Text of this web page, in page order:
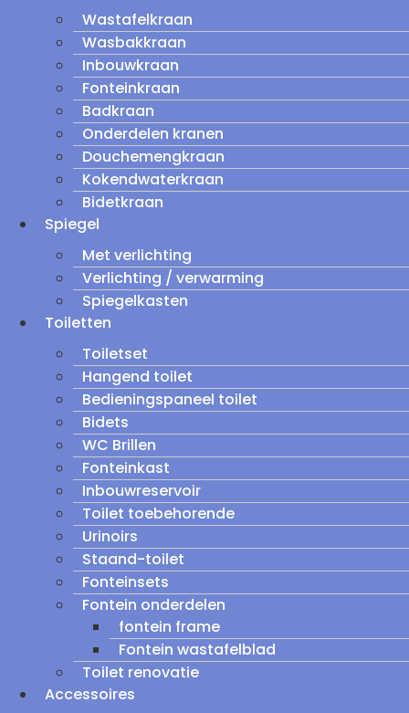
Wastafelkraan
Wasbakkraan
Inbouwkraan
Fonteinkraan
Badkraan
Onderdelen kranen
Douchemengkraan
Kokendwaterkraan
Bidetkraan
Spiegel
Met verlichting
Verlichting / verwarming
Spiegelkasten
Toiletten
Toiletset
Hangend toilet
Bedieningspaneel toilet
Bidets
WC Brillen
Fonteinkast
Inbouwreservoir
Toilet toebehorende
Urinoirs
Staand-toilet
Fonteinsets
Fontein onderdelen
fontein frame
Fontein wastafelblad
Toilet renovatie
Accessoires